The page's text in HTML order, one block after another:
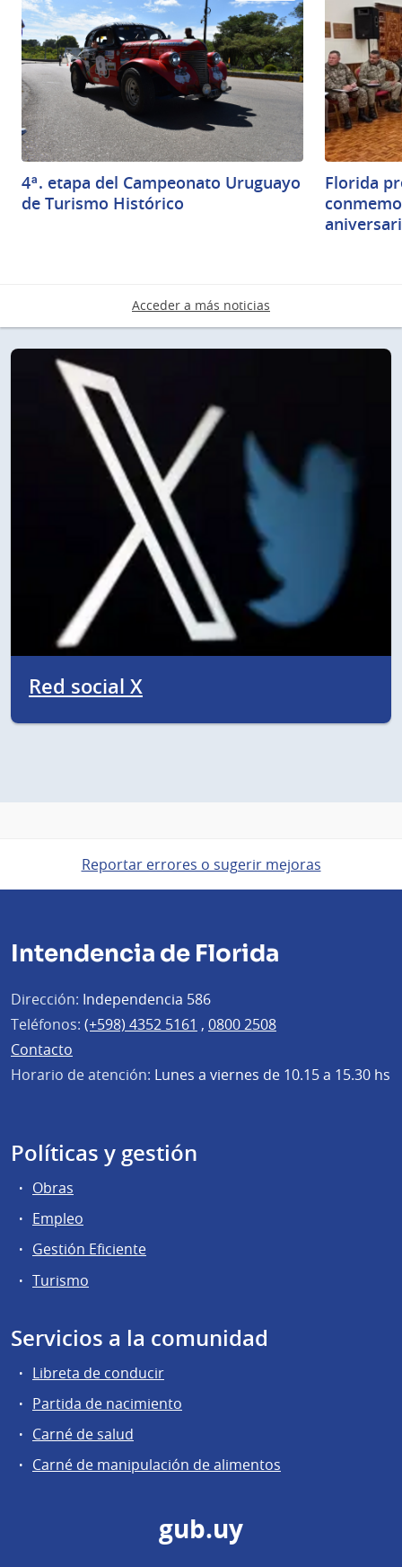
4ª. etapa del Campeonato Uruguayo
de Turismo Histórico
Florida
Acceder a más noticias
Red social X
Reportar errores o sugerir mejoras
Intendencia de Florida
Dirección: Independencia 586
Teléfonos: (+598) 4352 5161 , 0800 2508
Contacto
Horario de atención: Lunes a viernes de 10.15 a 15.30 hs
Políticas y gestión
Obras
Empleo
Gestión Eficiente
Turismo
Servicios a la comunidad
Libreta de conducir
Partida de nacimiento
Carné de salud
Carné de manipulación de alimentos
gub.uy